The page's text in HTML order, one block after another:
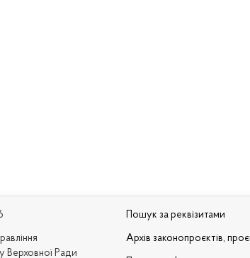
Верховної Ради
Пошук за реквізитами
Архів законопроєктів,